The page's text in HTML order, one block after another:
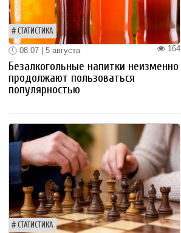
СТАТИСТИКА
164
08:07 | 5 августа
Безалкогольные напитки неизменно
продолжают пользоваться
популярностью
СТАТИСТИКА